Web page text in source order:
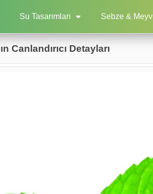
Su Tasarımları Sebze &
Canlandırıcı Detayları